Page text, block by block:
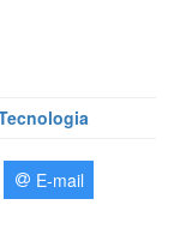
E-mail